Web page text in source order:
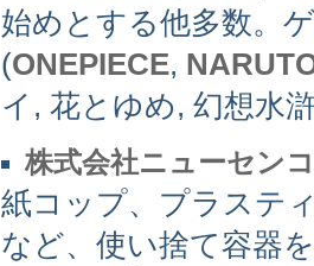
始めとする他多数。
(ONEPIECE,
イ, 花とゆめ, 幻想水
株式会社ニューセン
紙コップ、プラステ
など、使い捨て容器